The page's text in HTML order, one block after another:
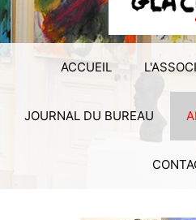
ACCUEIL
JOURNAL DU BUREAU